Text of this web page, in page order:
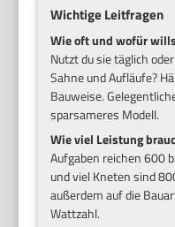
Wichtige Leitfragen
Wie oft und wofür
Nutzt du sie täglich
Sahne und Aufläufe?
Bauweise.
sparsameres Modell.
Wie viel Leistung
Aufgaben reichen 600
und viel Kneten sind
außerdem auf die
Wattzahl.